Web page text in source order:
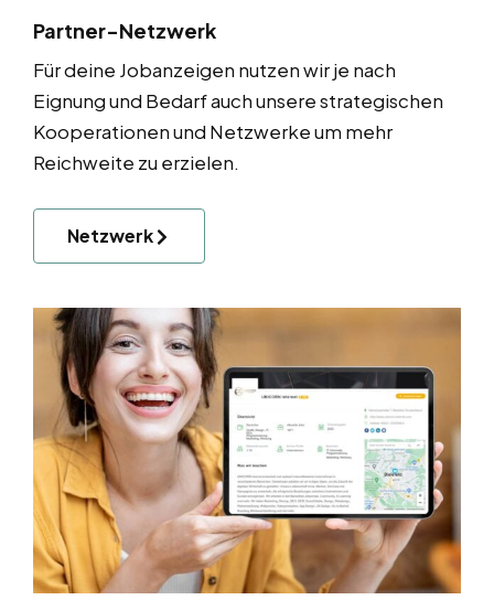
Partner-Netzwerk
Für deine Jobanzeigen nutzen wir je nach
Eignung und Bedarf auch unsere strategischen
Kooperationen und Netzwerke um mehr
Reichweite zu erzielen.
Netzwerk